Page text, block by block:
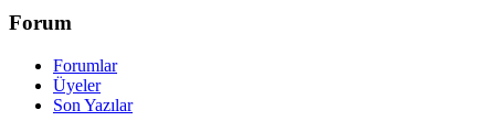
Forum
Forumlar
Üyeler
Son Yazılar